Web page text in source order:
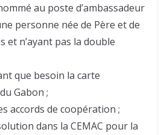
au poste d’ambassadeur
personne née de Père et de
et n’ayant pas la double
que besoin la carte
Gabon ;
accords de coopération ;
dans la CEMAC pour la